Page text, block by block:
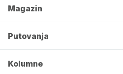
Magazin
Putovanja
Kolumne